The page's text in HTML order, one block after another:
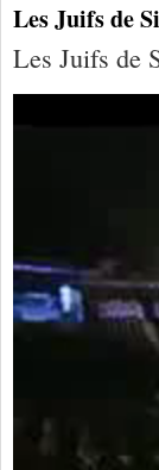
Les Juifs de
Les Juifs de